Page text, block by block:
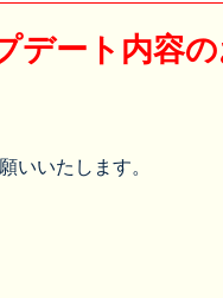
デート内容
いたします。